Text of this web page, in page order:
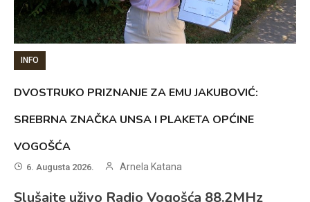
INFO
DVOSTRUKO PRIZNANJE ZA EMU JAKUBOVIĆ:
SREBRNA ZNAČKA UNSA I PLAKETA OPĆINE
VOGOŠĆA
6. Augusta 2026. Arnela Katana
Slušajte uživo Radio Vogošća 88.2MHz